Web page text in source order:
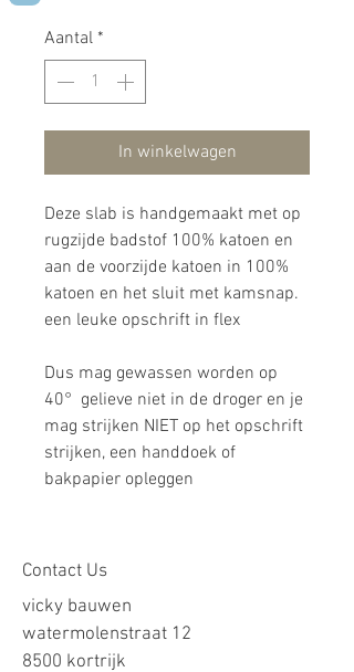
Aantal *
In winkelwagen
Deze slab is handgemaakt met op
rugzijde badstof 100% katoen en
aan de voorzijde katoen in 100%
katoen en het sluit met kamsnap.
een leuke opschrift in flex
Dus mag gewassen worden op
40° gelieve niet in de droger en je
mag strijken NIET op het opschrift
strijken, een handdoek of
bakpapier opleggen
Contact Us
vicky bauwen
watermolenstraat 12
8500 kortrijk